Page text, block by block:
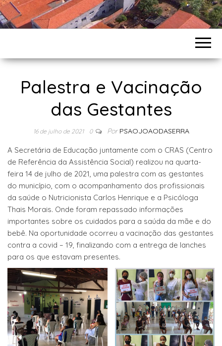
Palestra e Vacinação
das Gestantes
16 de julho de 2021 0 Por PSAOJOAODASERRA
A Secretária de Educação juntamente com o CRAS (Centro
de Referência da Assistência Social) realizou na quarta-
feira 14 de julho de 2021, uma palestra com as gestantes
do município, com o acompanhamento dos profissionais
da saúde o Nutricionista Carlos Henrique e a Psicóloga
Thais Morais. Onde foram repassado informações
importantes sobre os cuidados para a saúda da mãe e do
bebê. Na oportunidade ocorreu a vacinação das gestantes
contra a covid – 19, finalizando com a entrega de lanches
para os que estavam presentes.